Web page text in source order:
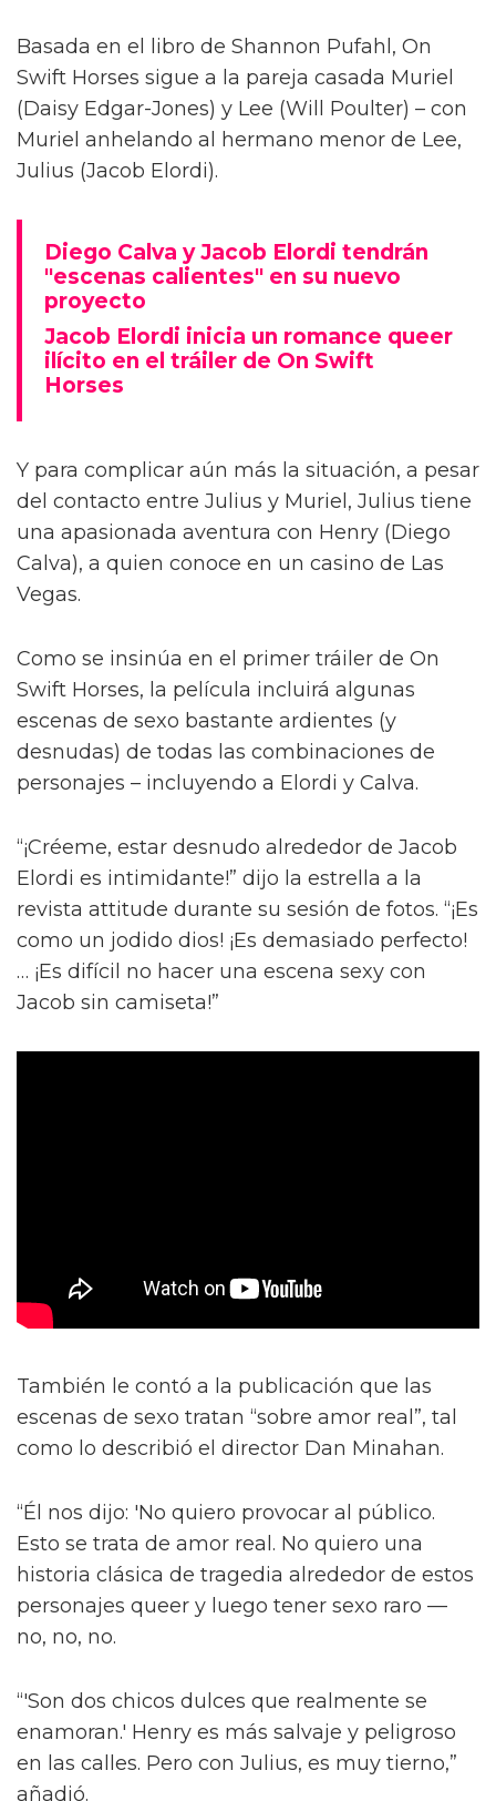
Basada en el libro de Shannon Pufahl, On
Swift Horses sigue a la pareja casada Muriel
(Daisy Edgar-Jones) y Lee (Will Poulter) – con
Muriel anhelando al hermano menor de Lee,
Julius (Jacob Elordi).
Diego Calva y Jacob Elordi tendrán
"escenas calientes" en su nuevo
proyecto
Jacob Elordi inicia un romance queer
ilícito en el tráiler de On Swift
Horses
Y para complicar aún más la situación, a pesar
del contacto entre Julius y Muriel, Julius tiene
una apasionada aventura con Henry (Diego
Calva), a quien conoce en un casino de Las
Vegas.
Como se insinúa en el primer tráiler de On
Swift Horses, la película incluirá algunas
escenas de sexo bastante ardientes (y
desnudas) de todas las combinaciones de
personajes – incluyendo a Elordi y Calva.
“¡Créeme, estar desnudo alrededor de Jacob
Elordi es intimidante!” dijo la estrella a la
revista attitude durante su sesión de fotos. “¡Es
como un jodido dios! ¡Es demasiado perfecto!
… ¡Es difícil no hacer una escena sexy con
Jacob sin camiseta!”
También le contó a la publicación que las
escenas de sexo tratan “sobre amor real”, tal
como lo describió el director Dan Minahan.
“Él nos dijo: 'No quiero provocar al público.
Esto se trata de amor real. No quiero una
historia clásica de tragedia alrededor de estos
personajes queer y luego tener sexo raro —
no, no, no.
“'Son dos chicos dulces que realmente se
enamoran.' Henry es más salvaje y peligroso
en las calles. Pero con Julius, es muy tierno,”
añadió.